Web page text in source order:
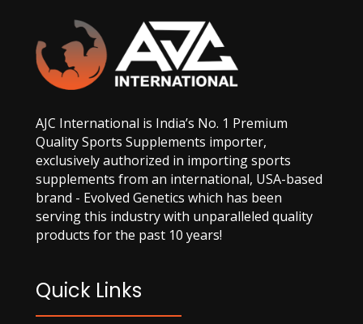
AJC International is India’s No. 1 Premium
Quality Sports Supplements importer,
exclusively authorized in importing sports
supplements from an international, USA-based
brand - Evolved Genetics which has been
serving this industry with unparalleled quality
products for the past 10 years!
Quick Links